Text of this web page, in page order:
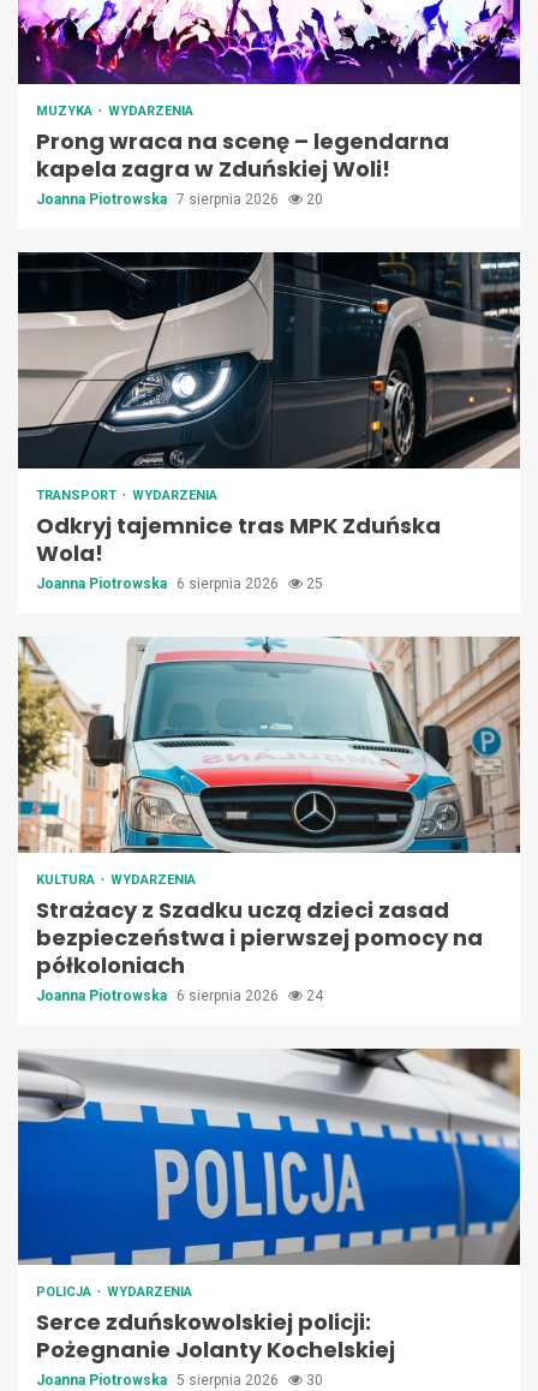
MUZYKA WYDARZENIA
Prong wraca na scenę – legendarna
kapela zagra w Zduńskiej Woli!
Joanna Piotrowska 7 sierpnia 2026 20
TRANSPORT WYDARZENIA
Odkryj tajemnice tras MPK Zduńska
Wola!
Joanna Piotrowska 6 sierpnia 2026 25
KULTURA WYDARZENIA
Strażacy z Szadku uczą dzieci zasad
bezpieczeństwa i pierwszej pomocy na
półkoloniach
Joanna Piotrowska 6 sierpnia 2026 24
POLICJA WYDARZENIA
Serce zduńskowolskiej policji:
Pożegnanie Jolanty Kochelskiej
Joanna Piotrowska 5 sierpnia 2026 30